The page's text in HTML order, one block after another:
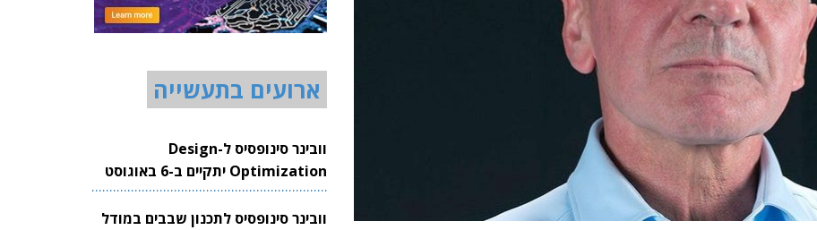
ארועים בתעשייה
וובינר סינופסיס ל-Design
Optimization יתקיים ב-6 באוגוסט
2026
וובינר סינופסיס לתכנון שבבים במודל